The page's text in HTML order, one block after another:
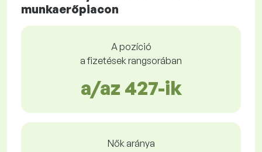
munkaerőpiacon
A pozíció
a fizetések rangsorában
a/az 427-ik
Nők aránya